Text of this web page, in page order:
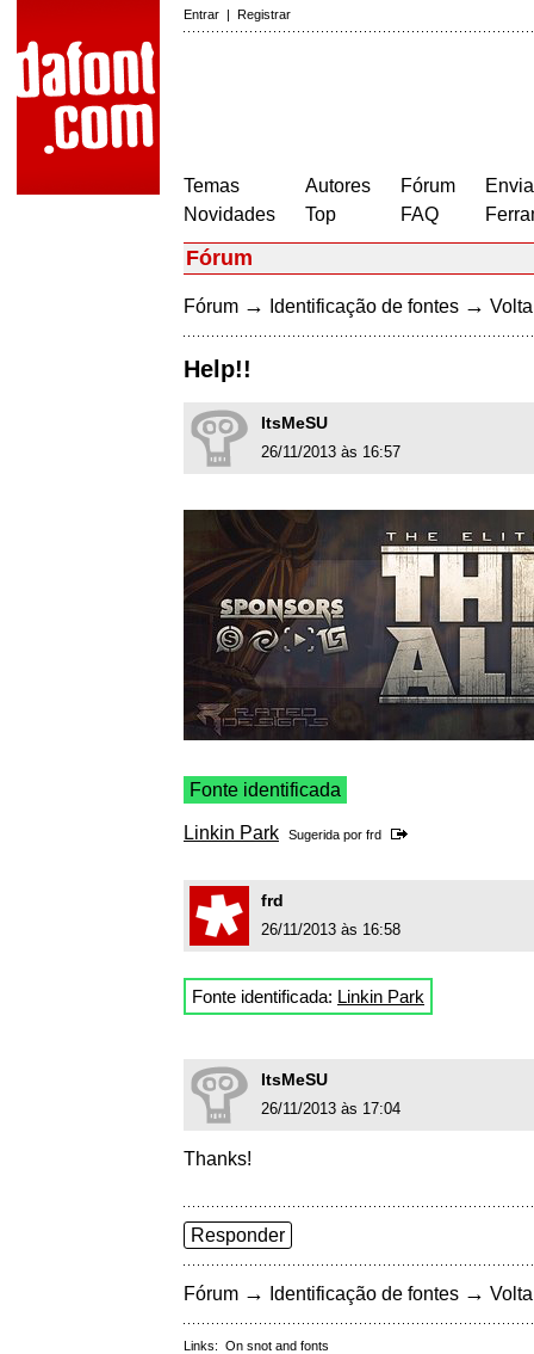
Entrar | Registrar
Temas
Novidades
Autores
Top
Fórum
FAQ
Fórum
Fórum → Identificação de fontes →
Help!!
ItsMeSU
26/11/2013 às 16:57
Fonte identificada
Linkin Park Sugerida por frd
frd
26/11/2013 às 16:58
Fonte identificada: Linkin Park
ItsMeSU
26/11/2013 às 17:04
Thanks!
Responder
Fórum → Identificação de fontes →
Links: On snot and fonts